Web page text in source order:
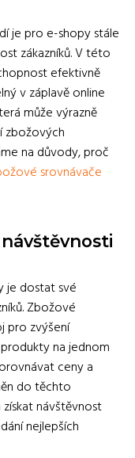
je pro e-shopy stále
zákazníků. V této
efektivně
v záplavě online
může výrazně
zbožových
na důvody, proč
srovnávače
je dostat své
Zbožové
pro zvýšení
na jednom
ceny a
do těchto
návštěvnost
nejlepších